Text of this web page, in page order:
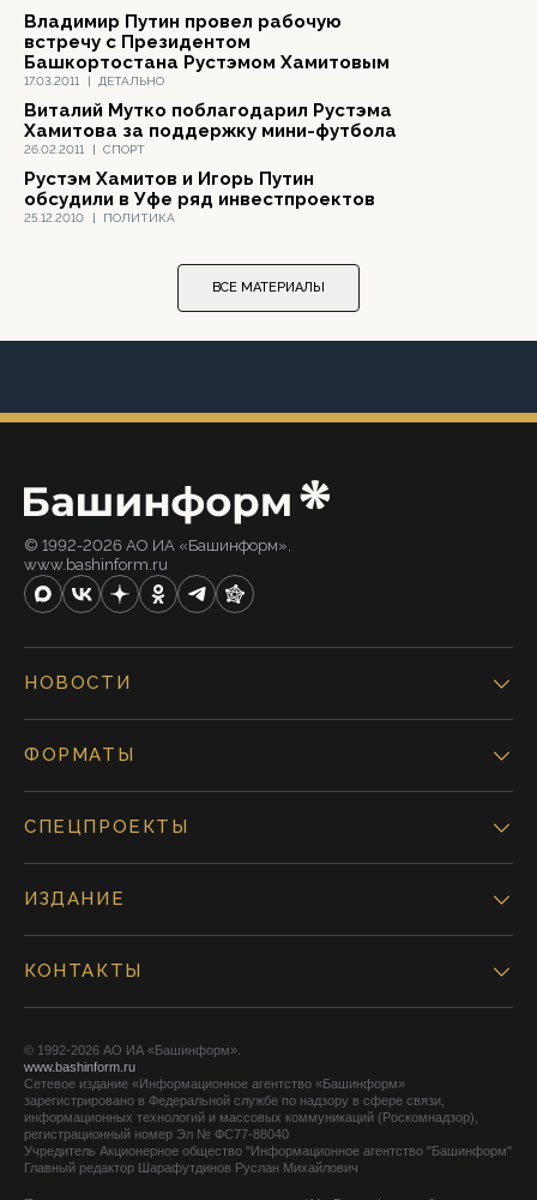
17.03.2011 | ДЕТАЛЬНО
Владимир Путин провел рабочую
встречу с Президентом
Башкортостана Рустэмом Хамитовым
26.02.2011 | СПОРТ
Виталий Мутко поблагодарил Рустэма
Хамитова за поддержку мини-футбола
25.12.2010 | ПОЛИТИКА
Рустэм Хамитов и Игорь Путин
обсудили в Уфе ряд инвестпроектов
ВСЕ МАТЕРИАЛЫ
© 1992-2026 АО ИА «Башинформ».
www.bashinform.ru
НОВОСТИ
ФОРМАТЫ
СПЕЦПРОЕКТЫ
ИЗДАНИЕ
КОНТАКТЫ
© 1992-2026 АО ИА «Башинформ».
www.bashinform.ru
Сетевое издание «Информационное агентство «Башинформ»
зарегистрировано в Федеральной службе по надзору в сфере связи,
информационных технологий и массовых коммуникаций (Роскомнадзор),
регистрационный номер Эл № ФС77-88040
Учредитель Акционерное общество "Информационное агентство "Башинформ"
Главный редактор Шарафутдинов Руслан Михайлович